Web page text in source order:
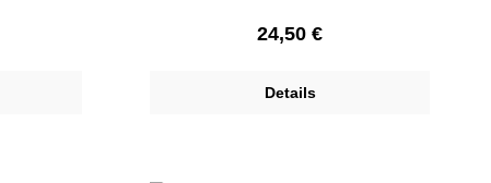
Regulärer Preis:
24,50 €
Details